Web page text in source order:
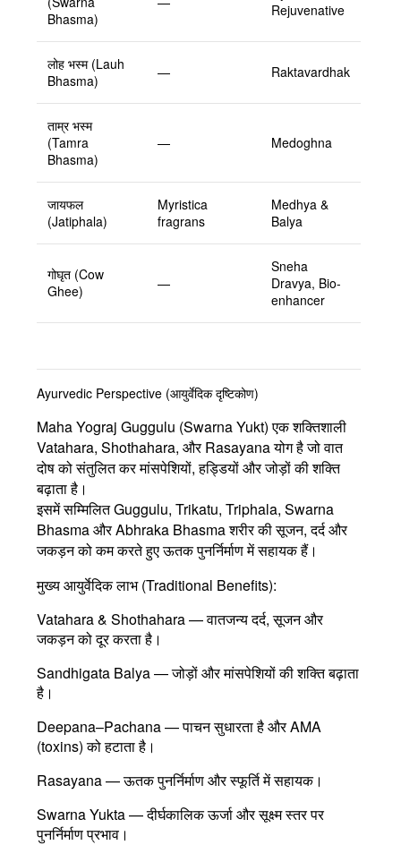
Bhasma)
Rejuvenative
लोह भस्म (Lauh
Bhasma)
— Raktavardhak
ताम्र भस्म
(Tamra
Bhasma)
— Medoghna
जायफल
(Jatiphala)
Myristica
fragrans
Medhya &
Balya
गोघृत (Cow
Ghee)
—
Sneha
Dravya, Bio-
enhancer
Ayurvedic Perspective (आयुर्वेदिक दृष्टिकोण)
Maha Yograj Guggulu (Swarna Yukt)एक शक्तिशाली
Vatahara, Shothahara, और Rasayana योगहै जो वात
दोष को संतुलित कर मांसपेशियों, हड्डियों और जोड़ों की शक्ति
बढ़ाता है।
इसमें सम्मिलितGuggulu, Trikatu, Triphala, Swarna
BhasmaऔरAbhraka Bhasmaशरीर की सूजन, दर्द और
जकड़न को कम करते हुए ऊतक पुनर्निर्माण में सहायक हैं।
मुख्य आयुर्वेदिक लाभ (Traditional Benefits):
Vatahara & Shothahara— वातजन्य दर्द, सूजन और
जकड़न को दूर करता है।
Sandhigata Balya— जोड़ों और मांसपेशियों की शक्ति बढ़ाता
है।
Deepana–Pachana— पाचन सुधारता है और AMA
(toxins) को हटाता है।
Rasayana— ऊतक पुनर्निर्माण और स्फूर्ति में सहायक।
Swarna Yukta— दीर्घकालिक ऊर्जा और सूक्ष्म स्तर पर
पुनर्निर्माण प्रभाव।